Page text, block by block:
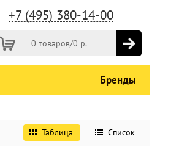
+7 (495) 380-14-00
0 товаров/0 р.
Бренды
Таблица Список